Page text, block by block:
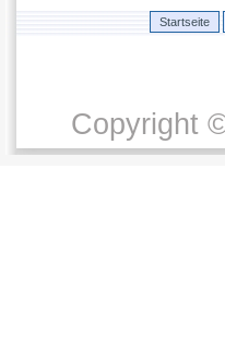
Startseite
Copyright